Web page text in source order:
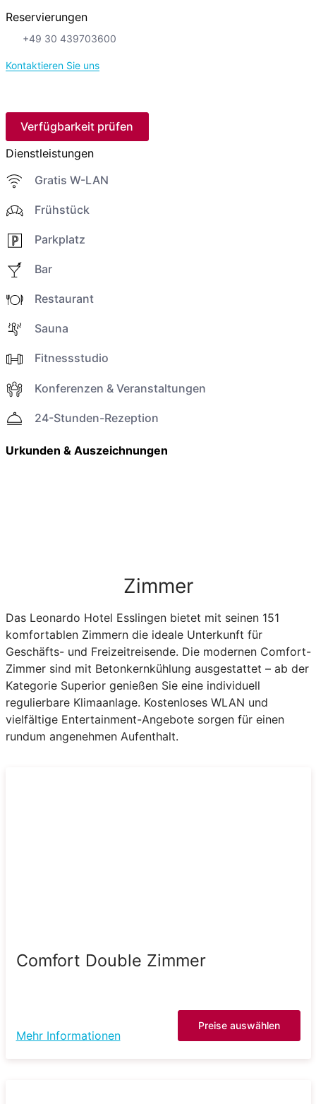
Reservierungen
+49 30 439703600
Kontaktieren Sie uns
Verfügbarkeit prüfen
Dienstleistungen
Gratis W-LAN
Frühstück
Parkplatz
Bar
Restaurant
Sauna
Fitnessstudio
Konferenzen & Veranstaltungen
24-Stunden-Rezeption
Urkunden & Auszeichnungen
Zimmer
Das Leonardo Hotel Esslingen bietet mit seinen 151
komfortablen Zimmern die ideale Unterkunft für
Geschäfts- und Freizeitreisende. Die modernen Comfort-
Zimmer sind mit Betonkernkühlung ausgestattet – ab der
Kategorie Superior genießen Sie eine individuell
regulierbare Klimaanlage. Kostenloses WLAN und
vielfältige Entertainment-Angebote sorgen für einen
rundum angenehmen Aufenthalt.
Comfort Double Zimmer
Mehr Informationen
Preise auswählen